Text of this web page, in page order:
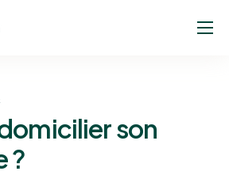
son
?